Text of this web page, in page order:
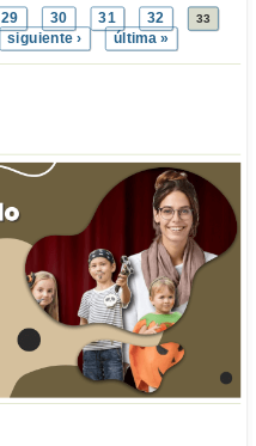
29 30 31 32 33
siguiente › última »